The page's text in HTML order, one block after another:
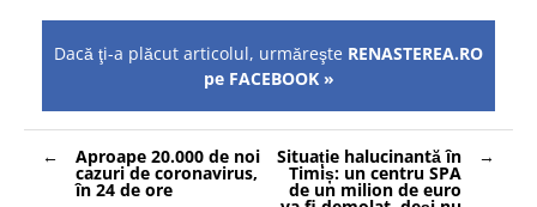
Dacă ţi-a plăcut articolul, urmăreşte RENASTEREA.RO
pe FACEBOOK »
Navigare
în
articole
Aproape 20.000 de noi
cazuri de coronavirus,
în 24 de ore
Situație halucinantă în
Timiș: un centru SPA
de un milion de euro